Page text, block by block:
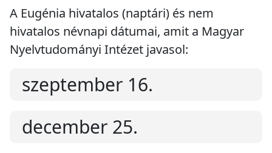
A Eugénia hivatalos (naptári) és nem
hivatalos névnapi dátumai, amit a Magyar
Nyelvtudományi Intézet javasol:
szeptember 16.
december 25.